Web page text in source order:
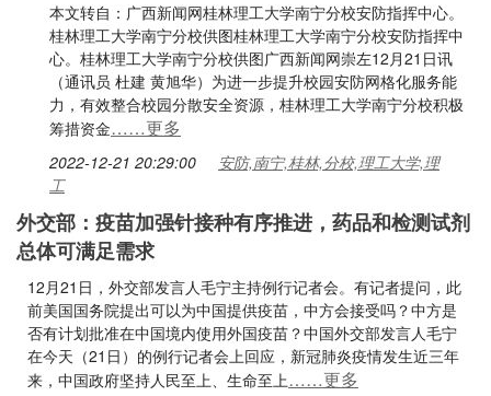
本文转自：广西新闻网桂林理工大学南宁分校安防指挥中心。
桂林理工大学南宁分校供图桂林理工大学南宁分校安防指挥中
心。桂林理工大学南宁分校供图广西新闻网崇左12月21日讯
（通讯员 杜建 黄旭华）为进一步提升校园安防网格化服务能
力，有效整合校园分散安全资源，桂林理工大学南宁分校积极
筹措资金……更多
2022-12-21 20:29:00
安防,南宁,桂林,分校,理工大学,理
工
外交部：疫苗加强针接种有序推进，药品和检测试剂
总体可满足需求
12月21日，外交部发言人毛宁主持例行记者会。有记者提问，此
前美国国务院提出可以为中国提供疫苗，中方会接受吗？中方是
否有计划批准在中国境内使用外国疫苗？中国外交部发言人毛宁
在今天（21日）的例行记者会上回应，新冠肺炎疫情发生近三年
来，中国政府坚持人民至上、生命至上……更多